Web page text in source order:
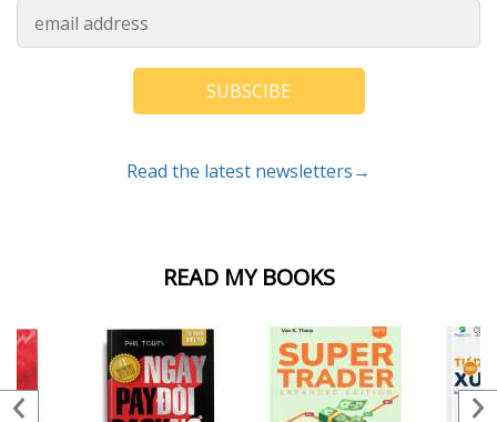
READ MY BOOKS
SUBSCIBE
Read the latest newsletters→